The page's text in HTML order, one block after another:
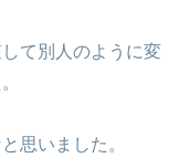
て別人のように変
思いました。